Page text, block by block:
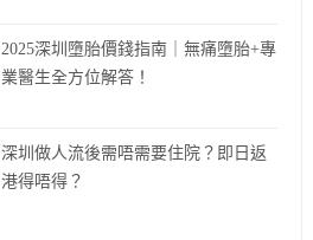
2025深圳墮胎價錢指南｜無痛墮胎+專
業醫生全方位解答！
深圳做人流後需唔需要住院？即日返
港得唔得？